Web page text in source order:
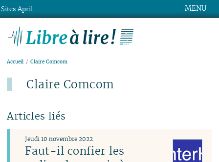
MENU
Accueil Claire Comcom
Claire Comcom
Articles liés
Faut-il confier les
Jeudi 10 novembre 2022
Sites April ...